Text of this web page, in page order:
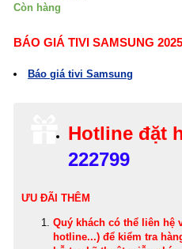
Còn hàng
BÁO GIÁ TIVI SAMSUNG 2025
Báo giá tivi Samsung
Hotline đặt
222799
ƯU ĐÃI THÊM
Quý khách có thể liên hệ
hotline...) để kiểm tra